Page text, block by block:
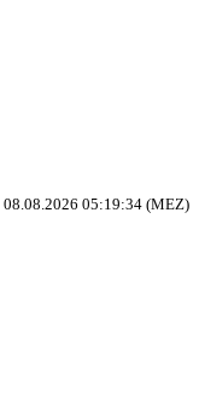
08.08.2026 05:19:34 (MEZ)